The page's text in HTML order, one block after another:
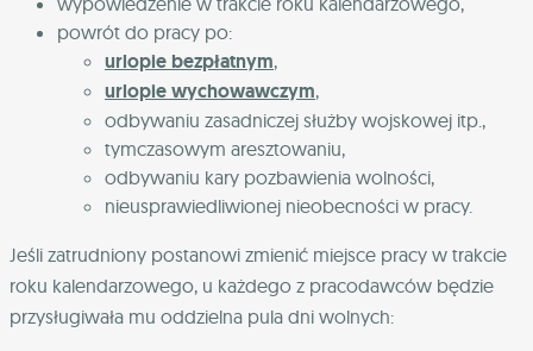
powrót do pracy po:
urlopie bezpłatnym,
urlopie wychowawczym,
odbywaniu zasadniczej służby wojskowej itp.,
tymczasowym aresztowaniu,
odbywaniu kary pozbawienia wolności,
nieusprawiedliwionej nieobecności w pracy.
Jeśli zatrudniony postanowi zmienić miejsce pracy w trakcie
roku kalendarzowego, u każdego z pracodawców będzie
przysługiwała mu oddzielna pula dni wolnych: